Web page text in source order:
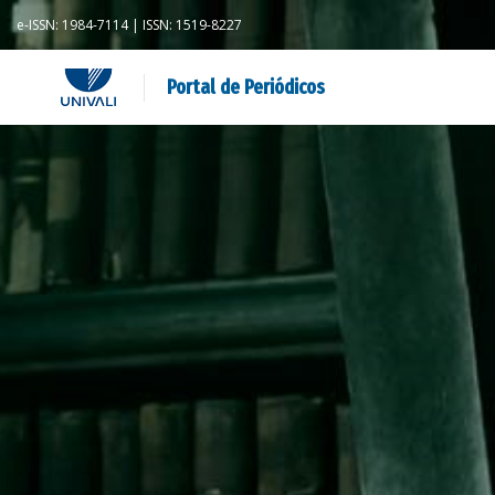
e-ISSN: 1984-7114 | ISSN: 1519-8227
Portal de Periódicos